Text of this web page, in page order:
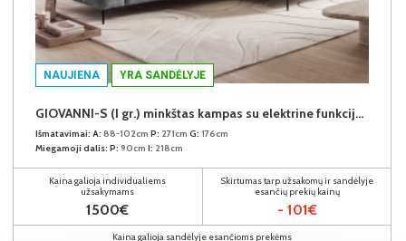
NAUJIENA YRA SANDĖLYJE
GIOVANNI-S (I gr.) minkštas kampas su elektrine funkcija (Aphrodite-21) D
Išmatavimai: A: 88-102cm P: 271cm G: 176cm
Miegamoji dalis: P: 90cm I: 218cm
Kaina galioja individualiems
užsakymams
1500€
Skirtumas tarp užsakomų ir sandėlyje
esančių prekių kainų
- 101€
Kaina galioja sandėlyje esančioms prekėms